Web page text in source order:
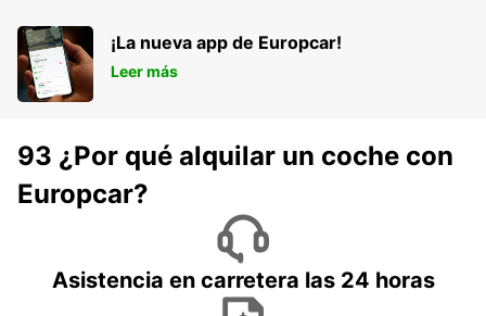
¡La nueva app de Europcar!
Leer más
93 ¿Por qué alquilar un coche con
Europcar?
Asistencia en carretera las 24 horas